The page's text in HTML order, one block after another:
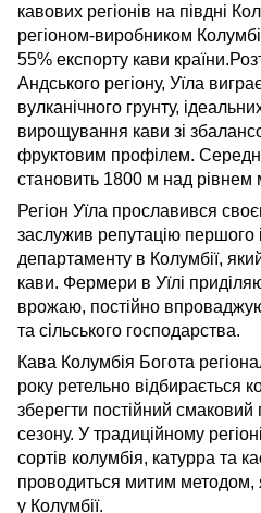
кавових регіонів на півдні
регіоном-виробником
55% експорту кави
Андського регіону, Уїла
вулканічного грунту,
вирощування кави зі
фруктовим профілем.
становить 1800 м над рівнем
Регіон Уїла прославився
заслужив репутацію першого
департаменту в Колумбії,
кави. Фермери в Уїлі
врожаю, постійно
та сільського господарства.
Кава Колумбія Богота
року ретельно відбирається
зберегти постійний смаковий
сезону. У традиційному
сортів колумбія, катурра та
проводиться митим методом,
у Колумбії.